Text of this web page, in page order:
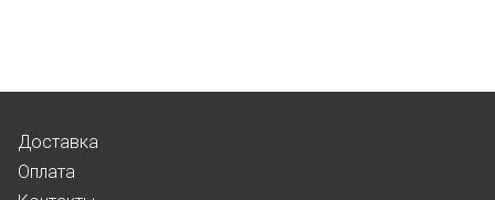
Доставка
Оплата